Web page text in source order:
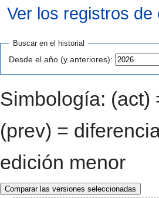
Ver los registros de
Buscar en el historial
Desde el año (y anteriores):
Simbología: (act)
(prev) =
edición menor